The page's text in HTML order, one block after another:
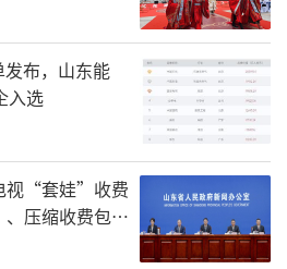
布，山东能
入选
视“套娃”收费
压缩收费包比